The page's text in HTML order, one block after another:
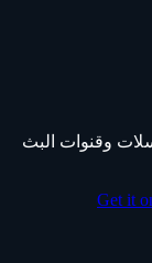
وقنوات البث